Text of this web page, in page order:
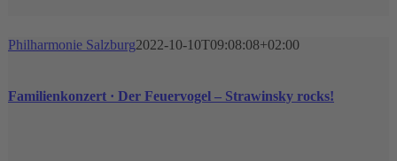
Philharmonie Salzburg2022-10-10T09:08:08+02:00
Familienkonzert · Der Feuervogel – Strawinsky rocks!